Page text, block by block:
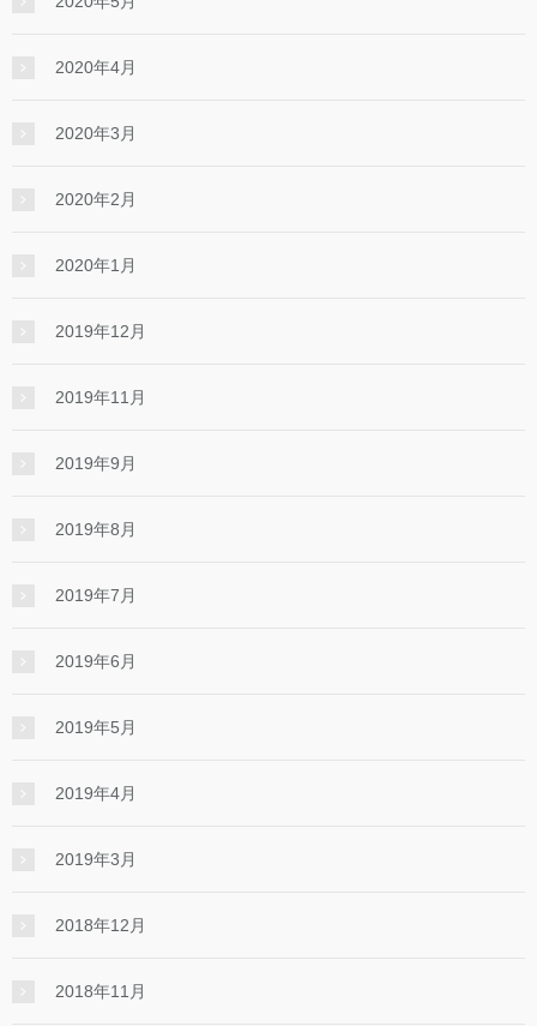
2020年4月
2020年3月
2020年2月
2020年1月
2019年12月
2019年11月
2019年9月
2019年8月
2019年7月
2019年6月
2019年5月
2019年4月
2019年3月
2018年12月
2018年11月